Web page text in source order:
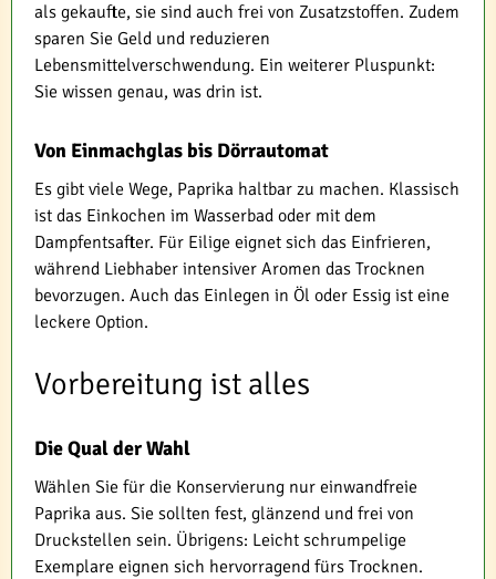
als gekaufte, sie sind auch frei von Zusatzstoffen. Zudem
sparen Sie Geld und reduzieren
Lebensmittelverschwendung. Ein weiterer Pluspunkt:
Sie wissen genau, was drin ist.
Von Einmachglas bis Dörrautomat
Es gibt viele Wege, Paprika haltbar zu machen. Klassisch
ist das Einkochen im Wasserbad oder mit dem
Dampfentsafter. Für Eilige eignet sich das Einfrieren,
während Liebhaber intensiver Aromen das Trocknen
bevorzugen. Auch das Einlegen in Öl oder Essig ist eine
leckere Option.
Vorbereitung ist alles
Die Qual der Wahl
Wählen Sie für die Konservierung nur einwandfreie
Paprika aus. Sie sollten fest, glänzend und frei von
Druckstellen sein. Übrigens: Leicht schrumpelige
Exemplare eignen sich hervorragend fürs Trocknen.